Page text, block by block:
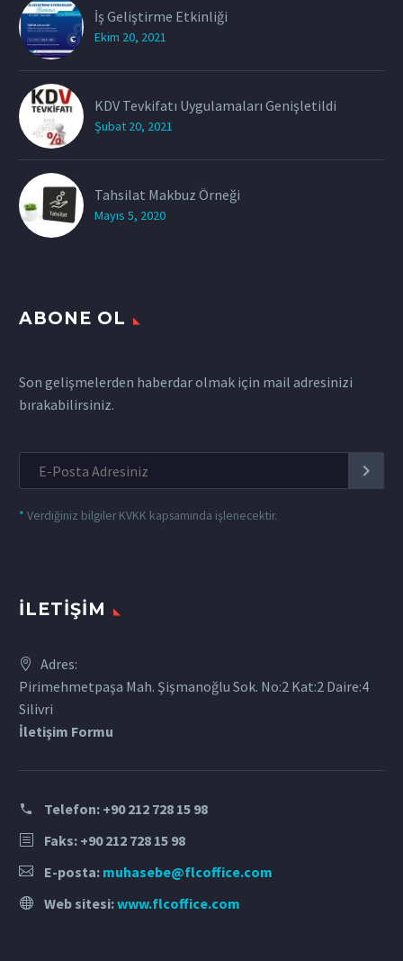
İş Geliştirme Etkinliği
Ekim 20, 2021
KDV Tevkifatı Uygulamaları Genişletildi
Şubat 20, 2021
Tahsilat Makbuz Örneği
Mayıs 5, 2020
ABONE OL
Son gelişmelerden haberdar olmak için mail adresinizi
bırakabilirsiniz.
* Verdiğiniz bilgiler KVKK kapsamında işlenecektir.
İLETIŞIM
Adres:
Pirimehmetpaşa Mah. Şişmanoğlu Sok. No:2 Kat:2 Daire:4
Silivri
İletişim Formu
Telefon: +90 212 728 15 98
Faks: +90 212 728 15 98
E-posta: muhasebe@flcoffice.com
Web sitesi:www.flcoffice.com